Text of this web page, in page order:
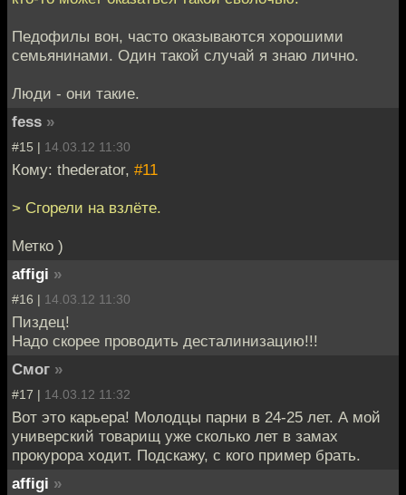
Педофилы вон, часто оказываются хорошими
семьянинами. Один такой случай я знаю лично.
Люди - они такие.
fess »
#15 | 14.03.12 11:30
Кому: thederator, #11
> Сгорели на взлёте.
Метко )
affigi »
#16 | 14.03.12 11:30
Пиздец!
Надо скорее проводить десталинизацию!!!
Смог »
#17 | 14.03.12 11:32
Вот это карьера! Молодцы парни в 24-25 лет. А мой
универский товарищ уже сколько лет в замах
прокурора ходит. Подскажу, с кого пример брать.
affigi »